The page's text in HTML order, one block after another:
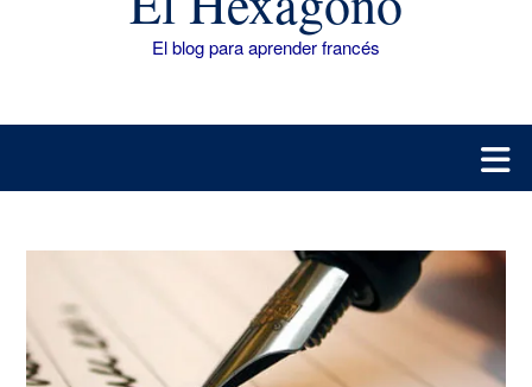
El blog para aprender francés